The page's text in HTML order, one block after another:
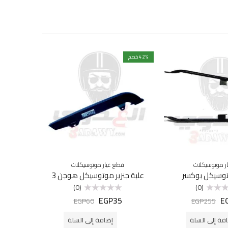
موتوسيكلات
بوكسر
(0)
EGP255
إلى السلة
42% خصم
قطع غيار موتوسيكلات
علبة جنزير موتوسيكل هوجن 3
التقييم
(0)
EGP35
EGP60
إضافة إلى السلة